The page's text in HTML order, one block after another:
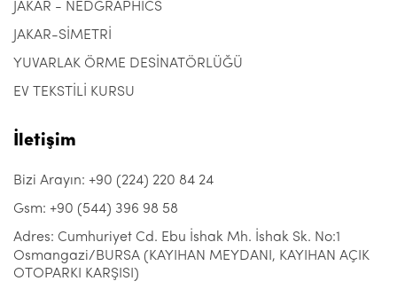
JAKAR - NEDGRAPHICS
JAKAR-SİMETRİ
YUVARLAK ÖRME DESİNATÖRLÜĞÜ
EV TEKSTİLİ KURSU
İletişim
Bizi Arayın: +90 (224) 220 84 24
Gsm: +90 (544) 396 98 58
Adres: Cumhuriyet Cd. Ebu İshak Mh. İshak Sk. No:1
Osmangazi/BURSA (KAYIHAN MEYDANI, KAYIHAN AÇIK
OTOPARKI KARŞISI)